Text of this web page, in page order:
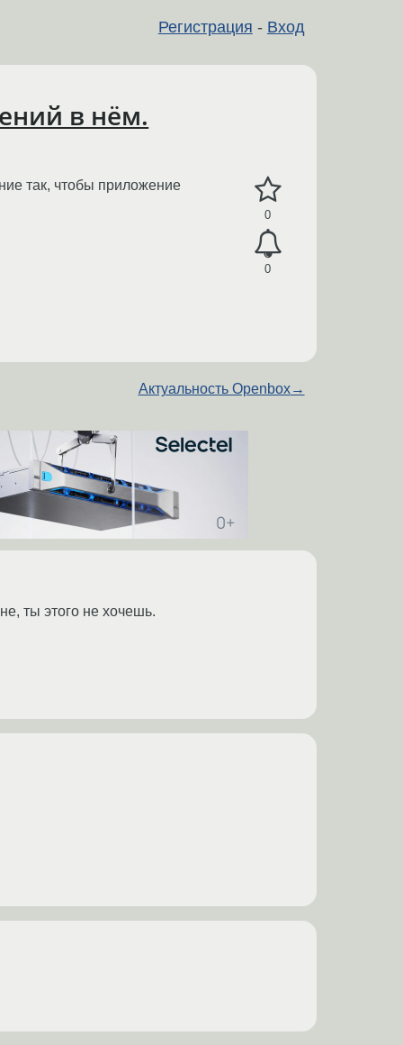
Регистрация - Вход
в нём.
0
0
так, чтобы приложение
Актуальность Openbox→
ты этого не хочешь.